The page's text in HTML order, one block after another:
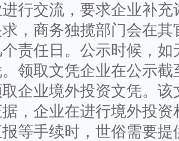
行交流，要求企业补
，商务独揽部门会在
责任日。公示时候，
领取文凭企业在公示
企业境外投资文凭。
，企业在进行境外投
等手续时，世俗需要提